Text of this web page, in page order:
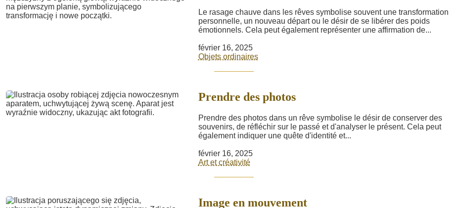
Le rasage chauve dans les rêves symbolise souvent une transformation
personnelle, un nouveau départ ou le désir de se libérer des poids
émotionnels. Cela peut également représenter une affirmation de...
février 16, 2025
Objets ordinaires
Prendre des photos
Prendre des photos dans un rêve symbolise le désir de conserver des
souvenirs, de réfléchir sur le passé et d'analyser le présent. Cela peut
également indiquer une quête d'identité et...
février 16, 2025
Art et créativité
Image en mouvement